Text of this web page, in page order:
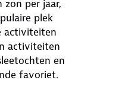
zon per jaar,
plek
activiteiten
activiteiten
en
favoriet.